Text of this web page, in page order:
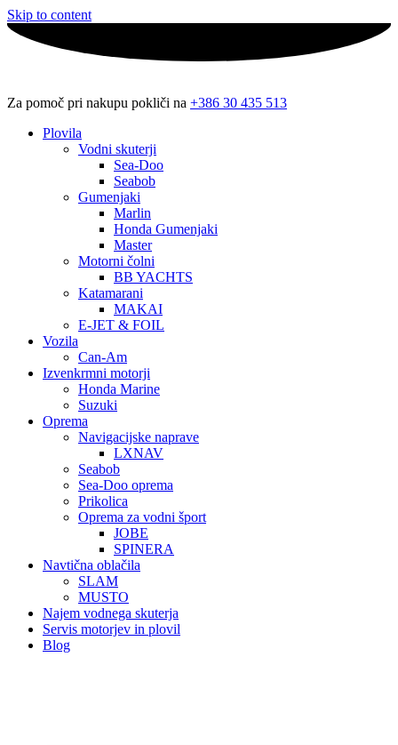
Skip to content
Za pomoč pri nakupu pokliči na +386 30 435 513
Plovila
Vodni skuterji
Sea-Doo
Seabob
Gumenjaki
Marlin
Honda Gumenjaki
Master
Motorni čolni
BB YACHTS
Katamarani
MAKAI
E-JET & FOIL
Vozila
Can-Am
Izvenkrmni motorji
Honda Marine
Suzuki
Oprema
Navigacijske naprave
LXNAV
Seabob
Sea-Doo oprema
Prikolica
Oprema za vodni šport
JOBE
SPINERA
Navtična oblačila
SLAM
MUSTO
Najem vodnega skuterja
Servis motorjev in plovil
Blog